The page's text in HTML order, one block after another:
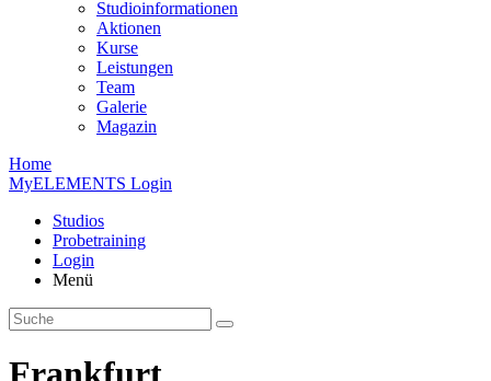
Studioinformationen
Aktionen
Kurse
Leistungen
Team
Galerie
Magazin
Home
MyELEMENTS Login
Studios
Probe­training
Login
Menü